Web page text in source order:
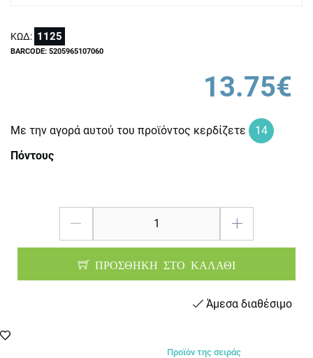
ΚΩΔ: 1125
BARCODE: 5205965107060
13.75€
Με την αγορά αυτού του προϊόντος κερδίζετε
14
Πόντους
ΠΡΟΣΘΗΚΗ ΣΤΟ ΚΑΛΑΘΙ
Άμεσα διαθέσιμο
Προϊόν της σειράς